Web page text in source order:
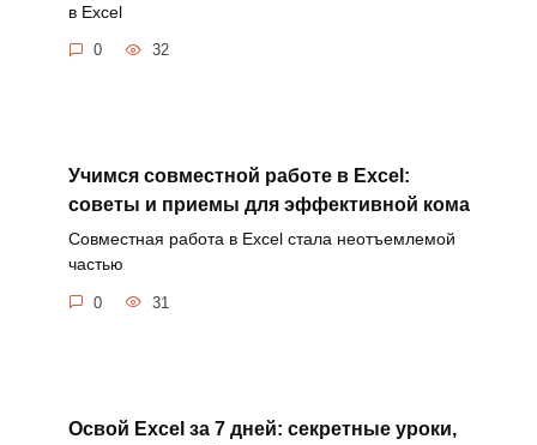
в Excel
0 32
Учимся совместной работе в Excel:
советы и приемы для эффективной кома
Совместная работа в Excel стала неотъемлемой
частью
0 31
Освой Excel за 7 дней: секретные уроки,